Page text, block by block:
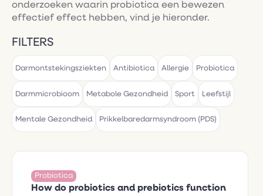
onderzoeken waarin probiotica een bewezen
effectief effect hebben, vind je hieronder.
FILTERS
Darmontstekingsziekten Antibiotica Allergie Probiotica
Darmmicrobioom Metabole Gezondheid Sport Leefstijl
Mentale Gezondheid Prikkelbaredarmsyndroom (PDS)
Probiotica
How do probiotics and prebiotics function